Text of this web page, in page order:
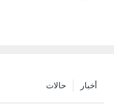
أخبار حالات